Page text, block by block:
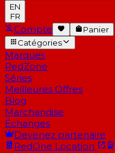
EN
FR
Compte
Panier
Catégories
Marques
RedZone
Séries
Meilleures Offres
Blog
Marchandise
Échanges
Devenez partenaire
RedOne Location